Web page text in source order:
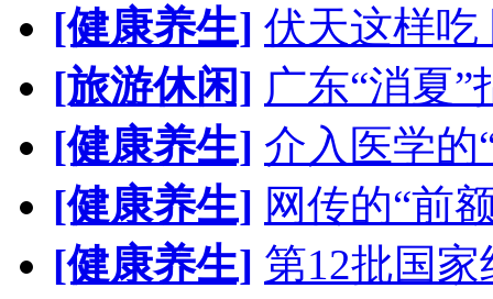
[健康养生] 伏天这样吃
[旅游休闲] 广东“消夏”
[健康养生] 介入医学的
[健康养生] 网传的“前
[健康养生] 第12批国